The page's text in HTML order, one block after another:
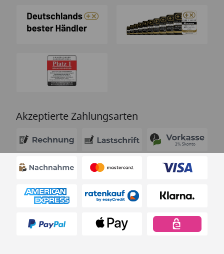
Akzeptierte Zahlungsarten